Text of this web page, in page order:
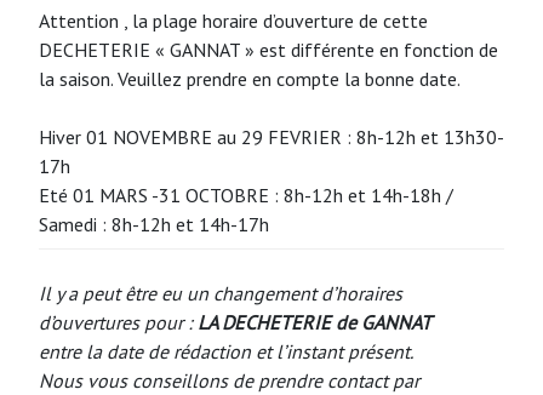
Attention , la plage horaire d’ouverture de cette
DECHETERIE « GANNAT » est différente en fonction de
la saison. Veuillez prendre en compte la bonne date.
Hiver 01 NOVEMBRE au 29 FEVRIER : 8h-12h et 13h30-
17h
Eté 01 MARS -31 OCTOBRE : 8h-12h et 14h-18h /
Samedi : 8h-12h et 14h-17h
Il y a peut être eu un changement d’horaires
d’ouvertures pour : LA DECHETERIE de GANNAT
entre la date de rédaction et l’instant présent.
Nous vous conseillons de prendre contact par